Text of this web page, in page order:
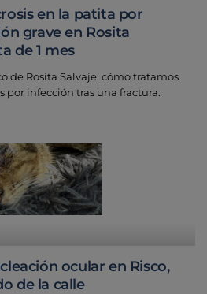
en la patita por
grave en Rosita
de 1 mes
de Rosita Salvaje: cómo tratamos
por infección tras una fractura.
ocular en Risco,
de la calle